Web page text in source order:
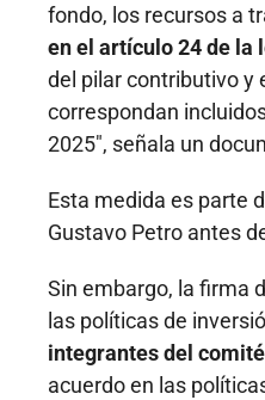
fondo, los recursos a
en el artículo 24 de la
del pilar contributivo y
correspondan
2025", señala un
Esta medida es parte
Gustavo Petro antes
Sin embargo, la firma
las políticas de
integrantes del
acuerdo en las